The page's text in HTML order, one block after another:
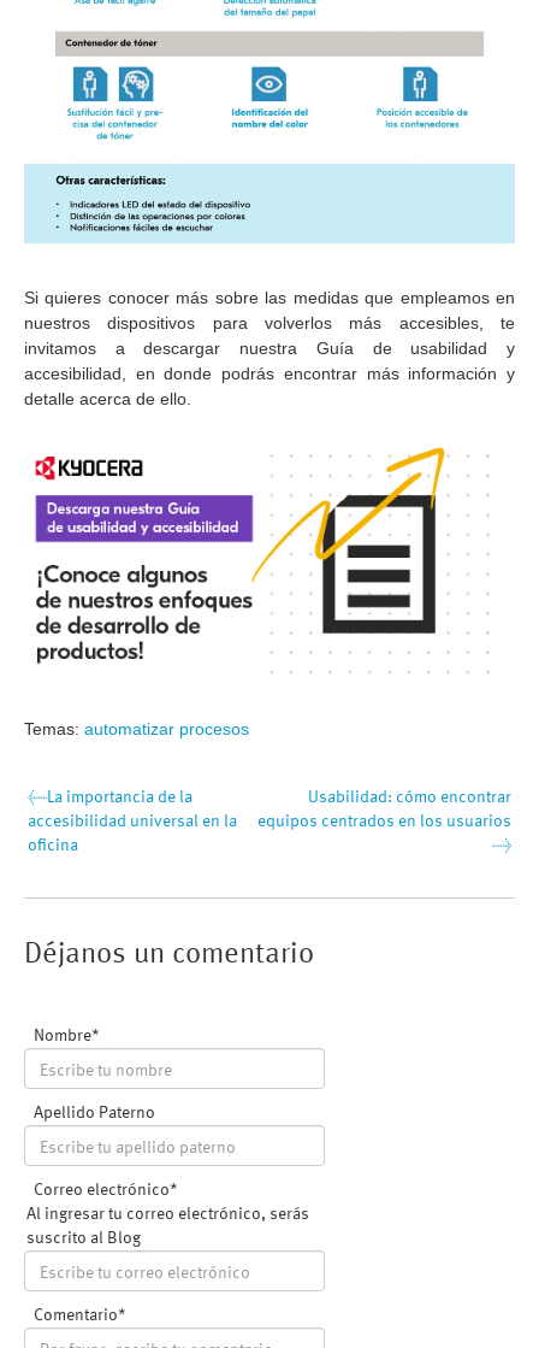
Si quieres conocer más sobre las medidas que empleamos en
nuestros dispositivos para volverlos más accesibles, te
invitamos a descargar nuestra Guía de usabilidad y
accesibilidad, en donde podrás encontrar más información y
detalle acerca de ello.
Temas: automatizar procesos
←La importancia de la
accesibilidad universal en la
oficina
Usabilidad: cómo encontrar
equipos centrados en los usuarios
→
Nombre*
Apellido Paterno
Correo electrónico*
Al ingresar tu correo electrónico, serás
suscrito al Blog
Comentario*